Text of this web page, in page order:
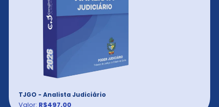
TJGO - Analista Judiciário
Valor: R$497,00